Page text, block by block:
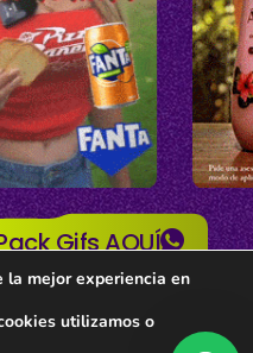
Gifs AQUÍ
la mejor experiencia en
utilizamos o